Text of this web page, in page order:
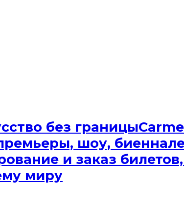
шоу,
и заказ
миру